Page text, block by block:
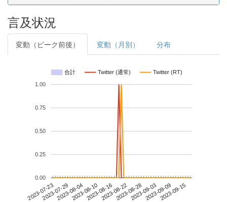
言及状況
変動（ピーク前後） 変動（月別） 分布
合計 Twitter (通常) Twitter (RT)
2023-07-232023-07-292023-08-042023-08-102023-08-162023-08-222023-08-282023-09-032023-09-092023-09-15
0.00
0.25
0.50
0.75
1.00